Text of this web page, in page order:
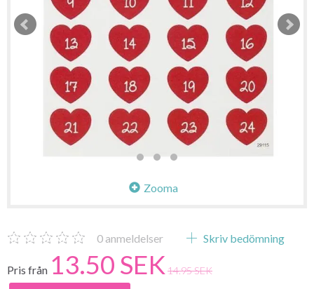
Zooma
0 anmeldelser Skriv bedömning
Pris från 13.50 SEK 14.95 SEK